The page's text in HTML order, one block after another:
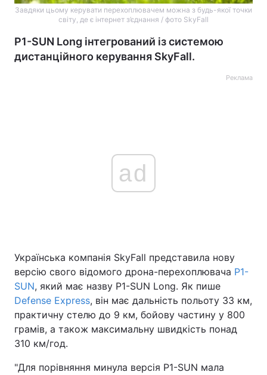
Головна Війна
Україна Політика
Економіка Світ
Спорт
Техно і зв'язок Лайт
Завдяки цьому керувати перехоплювачем можна з будь-якої точки
світу, де є інтернет з’єднання / фото SkyFall
P1-SUN Long інтегрований із системою
дистанційного керування SkyFall.
Реклама
ad
Українська компанія SkyFall представила нову
версію свого відомого дрона-перехоплювача P1-
SUN, який має назву P1-SUN Long. Як пише
Defense Express, він має дальність польоту 33 км,
практичну стелю до 9 км, бойову частину у 800
грамів, а також максимальну швидкість понад
310 км/год.
"Для порівняння минула версія P1-SUN мала